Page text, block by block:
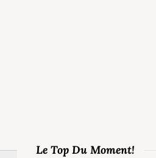
Le Top Du Moment!